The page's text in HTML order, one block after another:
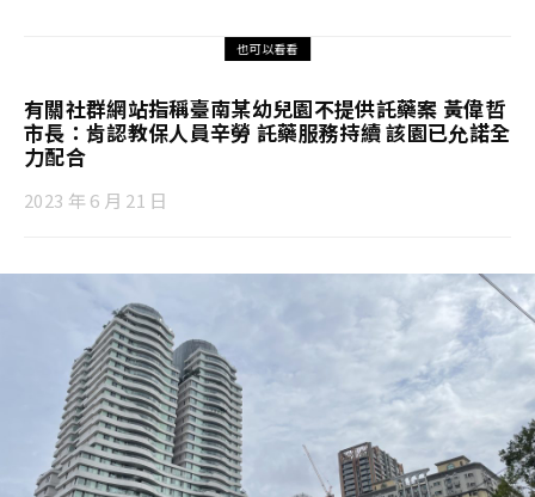
也可以看看
有關社群網站指稱臺南某幼兒園不提供託藥案 黃偉哲
市長：肯認教保人員辛勞 託藥服務持續 該園已允諾全
力配合
2023 年 6 月 21 日